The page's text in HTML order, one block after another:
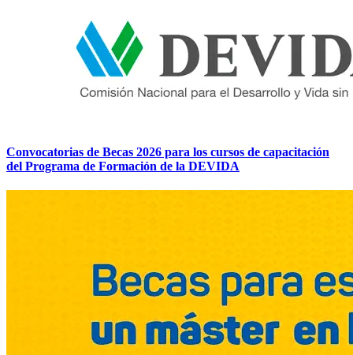
Convocatorias de Becas 2026 para los cursos de capacitación
del Programa de Formación de la DEVIDA